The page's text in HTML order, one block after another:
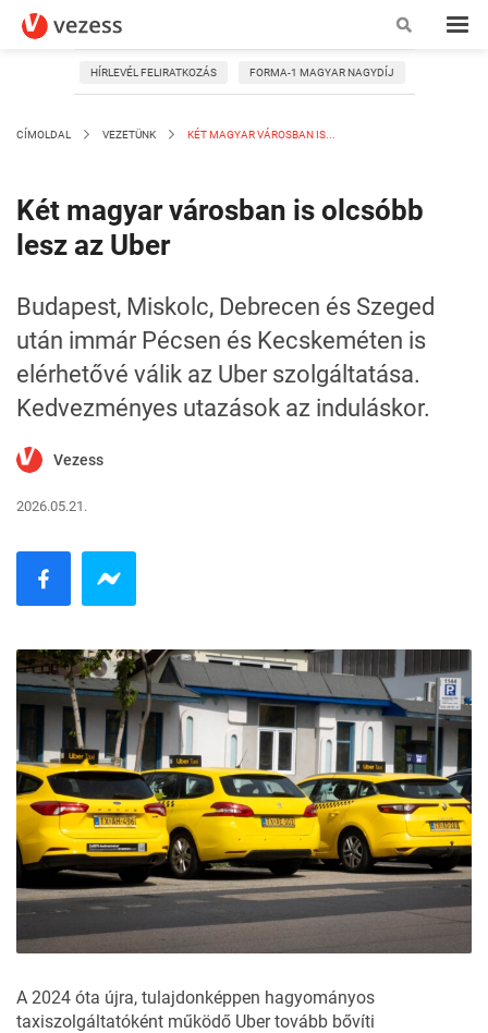
HÍRLEVÉL FELIRATKOZÁS FORMA-1 MAGYAR NAGYDÍJ
CÍMOLDAL VEZETÜNK KÉT MAGYAR VÁROSBAN IS...
Két magyar városban is olcsóbb
lesz az Uber
Budapest, Miskolc, Debrecen és Szeged
után immár Pécsen és Kecskeméten is
elérhetővé válik az Uber szolgáltatása.
Kedvezményes utazások az induláskor.
Vezess
2026.05.21.
A 2024 óta újra, tulajdonképpen hagyományos
taxiszolgáltatóként működő Uber tovább bővíti